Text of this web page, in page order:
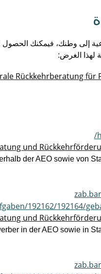
إلى وطنك، فيمكنك
لهذا الغرض:
Rückkehrberatung für
und
der AEO sowie von
192162/192164/
und
in der AEO sowie in